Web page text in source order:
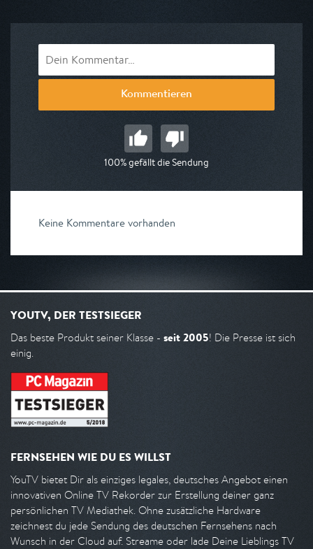
Kommentieren
100% gefällt die Sendung
Keine Kommentare vorhanden
YOUTV, DER TESTSIEGER
Das beste Produkt seiner Klasse - seit 2005! Die Presse ist sich
einig.
FERNSEHEN WIE DU ES WILLST
YouTV bietet Dir als einziges legales, deutsches Angebot einen
innovativen Online TV Rekorder zur Erstellung deiner ganz
persönlichen TV Mediathek. Ohne zusätzliche Hardware
zeichnest du jede Sendung des deutschen Fernsehens nach
Wunsch in der Cloud auf. Streame oder lade Deine Lieblings TV